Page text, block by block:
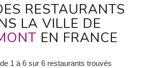
RESTAURANTS
LA VILLE DE
EN FRANCE
1 à 6 sur 6 restaurants trouvés